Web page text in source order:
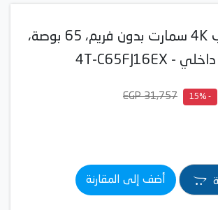
تلفزيون شارب 4K سمارت بدون فريم، 65 بوصة،
- 15%
31,757 EGP
أضف إلى المقارنة